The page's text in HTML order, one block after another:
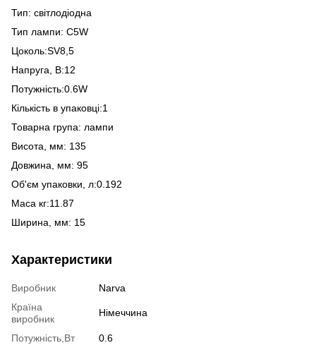
Тип: світлодіодна
Тип лампи: C5W
Цоколь:SV8,5
Напруга, В:12
Потужність:0.6W
Кількість в упаковці:1
Товарна група: лампи
Висота, мм: 135
Довжина, мм: 95
Об'єм упаковки, л:0.192
Маса кг:11.87
Ширина, мм: 15
Характеристики
Виробник
Narva
Країна
виробник
Німеччина
Потужність,Вт
0.6